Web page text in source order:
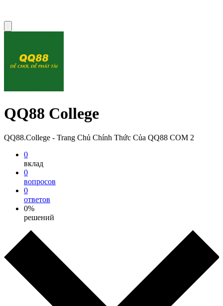
QQ88 College
QQ88.College - Trang Chủ Chính Thức Của QQ88 COM 2
0
вклад
0
вопросов
0
ответов
0%
решений